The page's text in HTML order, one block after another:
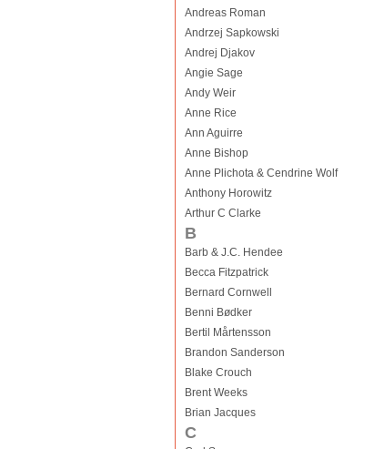
Andreas Roman
Andrzej Sapkowski
Andrej Djakov
Angie Sage
Andy Weir
Anne Rice
Ann Aguirre
Anne Bishop
Anne Plichota & Cendrine Wolf
Anthony Horowitz
Arthur C Clarke
B
Barb & J.C. Hendee
Becca Fitzpatrick
Bernard Cornwell
Benni Bødker
Bertil Mårtensson
Brandon Sanderson
Blake Crouch
Brent Weeks
Brian Jacques
C